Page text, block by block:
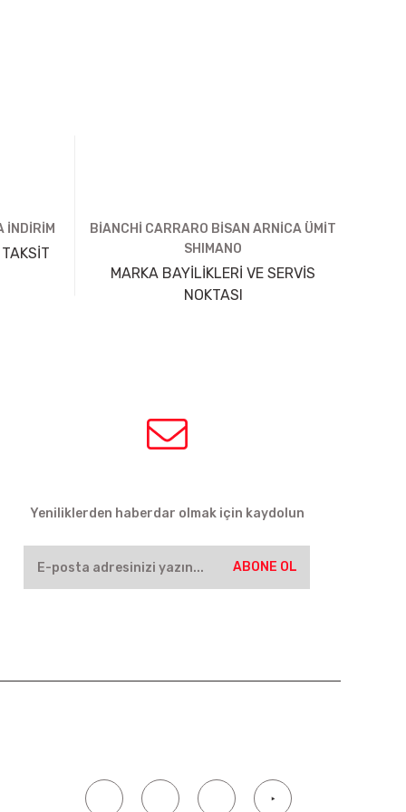
İNDİRİM
BİANCHİ CARRARO BİSAN ARNİCA ÜMİT
SHIMANO
MARKA BAYİLİKLERİ VE SERVİS
NOKTASI
Yeniliklerden haberdar olmak için kaydolun
ABONE OL